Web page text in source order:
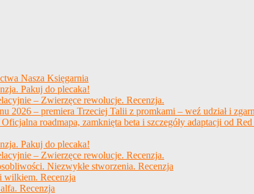
Nasza Księgarnia
Pakuj do plecaka!
– Zwierzęce rewolucje. Recenzja.
2026 – premiera Trzeciej Talii z promkami – weź udział i
roadmapa, zamknięta beta i szczegóły adaptacji od Red
Pakuj do plecaka!
– Zwierzęce rewolucje. Recenzja.
Niezwykłe stworzenia. Recenzja
wilkiem. Recenzja
Recenzja